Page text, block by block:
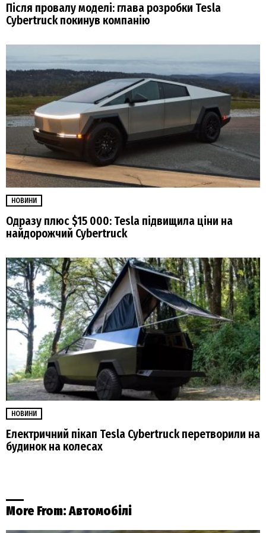
Після провалу моделі: глава розробки Tesla
Cybertruck покинув компанію
НОВИНИ
Одразу плюс $15 000: Tesla підвищила ціни на
найдорожчий Cybertruck
НОВИНИ
Електричний пікап Tesla Cybertruck перетворили на
будинок на колесах
More From:Автомобілі